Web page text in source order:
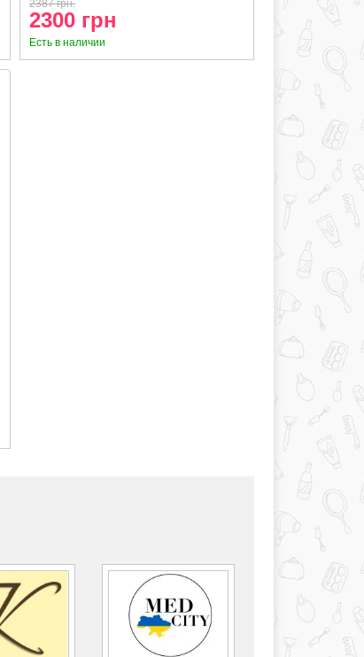
2387 грн.
2300 грн
Есть в наличии